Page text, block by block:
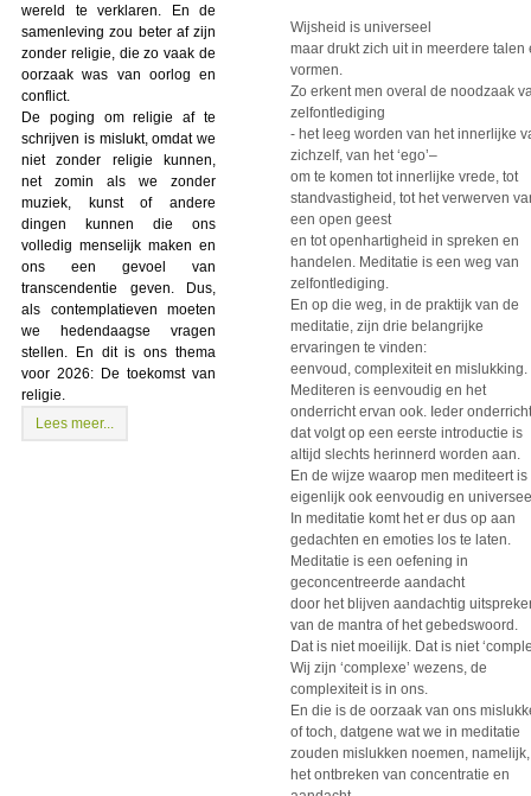
wereld te verklaren. En de
samenleving zou beter af zijn
zonder religie, die zo vaak de
oorzaak was van oorlog en
conflict.
De poging om religie af te
schrijven is mislukt, omdat we
niet zonder religie kunnen,
net zomin als we zonder
muziek, kunst of andere
dingen kunnen die ons
volledig menselijk maken en
ons een gevoel van
transcendentie geven. Dus,
als contemplatieven moeten
we hedendaagse vragen
stellen. En dit is ons thema
voor 2026: De toekomst van
religie.
Lees meer...
Wijsheid is universeel
maar drukt zich uit in meerdere talen
vormen.
Zo erkent men overal de noodzaak
zelfontlediging
- het leeg worden van het innerlijke
zichzelf, van het ‘ego’–
om te komen tot innerlijke vrede, tot
standvastigheid, tot het verwerven
een open geest
en tot openhartigheid in spreken en
handelen. Meditatie is een weg van
zelfontlediging.
En op die weg, in de praktijk van de
meditatie, zijn drie belangrijke
ervaringen te vinden:
eenvoud, complexiteit en mislukking.
Mediteren is eenvoudig en het
onderricht ervan ook. Ieder onderricht
dat volgt op een eerste introductie is
altijd slechts herinnerd worden aan.
En de wijze waarop men mediteert is
eigenlijk ook eenvoudig en
In meditatie komt het er dus op aan
gedachten en emoties los te laten.
Meditatie is een oefening in
geconcentreerde aandacht
door het blijven aandachtig
van de mantra of het gebedswoord.
Dat is niet moeilijk. Dat is niet
Wij zijn ‘complexe’ wezens, de
complexiteit is in ons.
En die is de oorzaak van ons
of toch, datgene wat we in meditatie
zouden mislukken noemen, namelijk,
het ontbreken van concentratie en